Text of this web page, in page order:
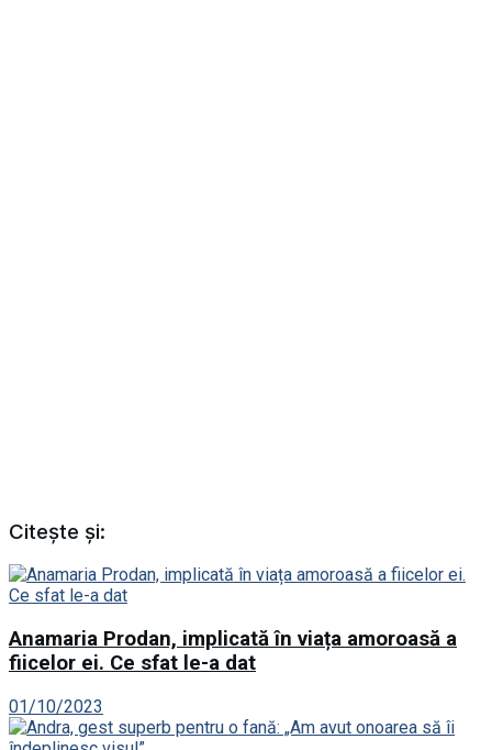
Citește și:
Anamaria Prodan, implicată în viața amoroasă a
fiicelor ei. Ce sfat le-a dat
01/10/2023